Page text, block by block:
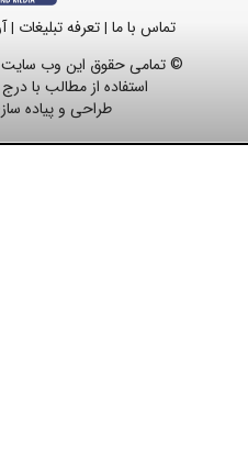
تماس با ما |تعرفه تبلیغات |
© تمامی حقوق این وب سایت
استفاده از مطالب با
طراحی و پیاده